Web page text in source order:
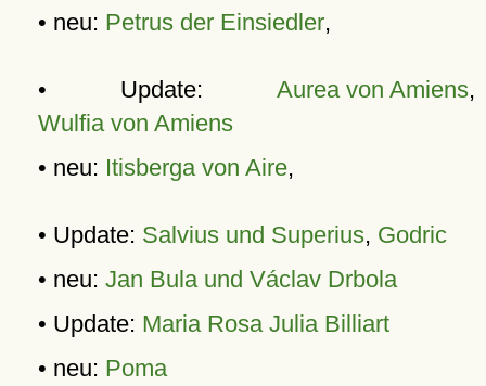
• neu: Petrus der Einsiedler,
• Update: Aurea von Amiens,
Wulfia von Amiens
• neu: Itisberga von Aire,
• Update: Salvius und Superius, Godric
• neu: Jan Bula und Václav Drbola
• Update: Maria Rosa Julia Billiart
• neu: Poma